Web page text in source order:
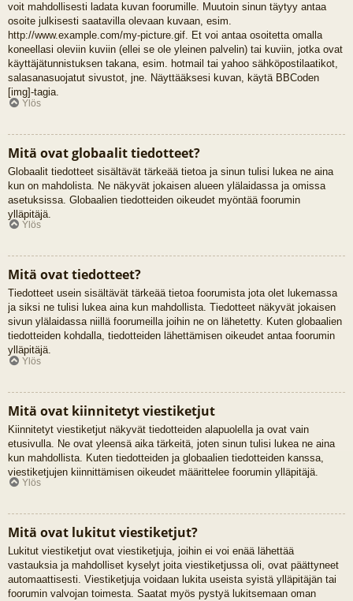
voit mahdollisesti ladata kuvan foorumille. Muutoin sinun täytyy antaa
osoite julkisesti saatavilla olevaan kuvaan, esim.
http://www.example.com/my-picture.gif. Et voi antaa osoitetta omalla
koneellasi oleviin kuviin (ellei se ole yleinen palvelin) tai kuviin, jotka ovat
käyttäjätunnistuksen takana, esim. hotmail tai yahoo sähköpostilaatikot,
salasanasuojatut sivustot, jne. Näyttääksesi kuvan, käytä BBCoden
[img]-tagia.
Ylös
Mitä ovat globaalit tiedotteet?
Globaalit tiedotteet sisältävät tärkeää tietoa ja sinun tulisi lukea ne aina
kun on mahdolista. Ne näkyvät jokaisen alueen ylälaidassa ja omissa
asetuksissa. Globaalien tiedotteiden oikeudet myöntää foorumin
ylläpitäjä.
Ylös
Mitä ovat tiedotteet?
Tiedotteet usein sisältävät tärkeää tietoa foorumista jota olet lukemassa
ja siksi ne tulisi lukea aina kun mahdollista. Tiedotteet näkyvät jokaisen
sivun ylälaidassa niillä foorumeilla joihin ne on lähetetty. Kuten globaalien
tiedotteiden kohdalla, tiedotteiden lähettämisen oikeudet antaa foorumin
ylläpitäjä.
Ylös
Mitä ovat kiinnitetyt viestiketjut
Kiinnitetyt viestiketjut näkyvät tiedotteiden alapuolella ja ovat vain
etusivulla. Ne ovat yleensä aika tärkeitä, joten sinun tulisi lukea ne aina
kun mahdollista. Kuten tiedotteiden ja globaalien tiedotteiden kanssa,
viestiketjujen kiinnittämisen oikeudet määrittelee foorumin ylläpitäjä.
Ylös
Mitä ovat lukitut viestiketjut?
Lukitut viestiketjut ovat viestiketjuja, joihin ei voi enää lähettää
vastauksia ja mahdolliset kyselyt joita viestiketjussa oli, ovat päättyneet
automaattisesti. Viestiketjuja voidaan lukita useista syistä ylläpitäjän tai
foorumin valvojan toimesta. Saatat myös pystyä lukitsemaan oman